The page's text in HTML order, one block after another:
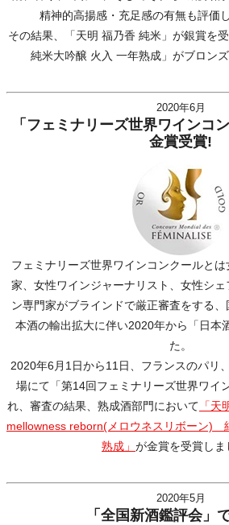
精神的高揚感・充足感の有無も評価
その結果、「天明 福乃香 純米」が銀賞を
純米大吟醸 火入 一年熟成」がブロンズ
2020年6月
「フェミナリーズ世界ワインコ
金賞受賞!
フェミナリーズ世界ワインコンクールと
家、女性ワインジャーナリスト、女性シ
ン専門家がブラインドで厳正審査をする
本酒の輸出拡大に伴い2020年から「日本
た。
2020年6月1日から11日、フランスのパリ
場にて「第14回フェミナリーズ世界ワイ
れ、審査の結果、熟成酒部門において 「
mellowness reborn(メロウネスリボーン
熟成」 が金賞を受賞しま
2020年5月
「全国新酒鑑評会」